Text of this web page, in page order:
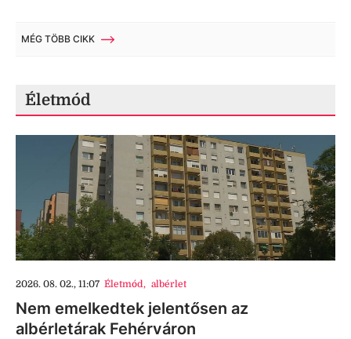
MÉG TÖBB CIKK
Életmód
2026. 08. 02., 11:07 Életmód, albérlet
Nem emelkedtek jelentősen az
albérletárak Fehérváron